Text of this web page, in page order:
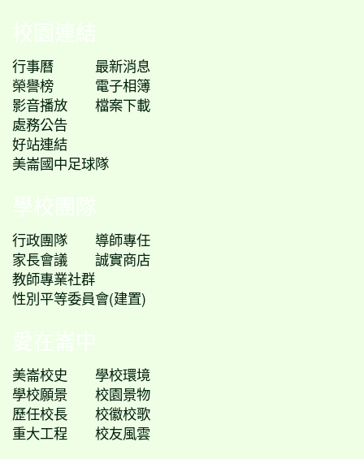
校園連結
行事曆
最新消息
榮譽榜
電子相簿
影音播放
檔案下載
處務公告
好站連結
美崙國中足球隊
學校團隊
行政團隊
導師專任
家長會議
誠實商店
教師專業社群
性別平等委員會(建置)
愛在崙中
美崙校史
學校環境
學校願景
校園景物
歷任校長
校徽校歌
重大工程
校友風雲